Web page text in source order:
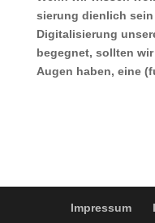
sie­rung dien­lich
Digi­ta­li­sie­rung
begeg­net, soll­ten
Augen haben, eine
Impressum